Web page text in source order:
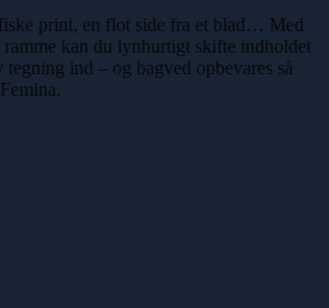
print, en flot side fra et blad… Med
ramme kan du lynhurtigt skifte indholdet
tegning ind – og bagved opbevares så